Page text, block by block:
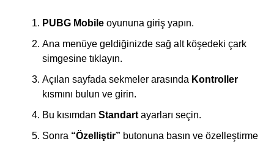
PUBG Mobileoyununa giriş yapın.
Ana menüye geldiğinizde sağ alt köşedeki çark
simgesine tıklayın.
Açılan sayfada sekmeler arasında Kontroller
kısmını bulun ve girin.
Bu kısımdan Standartayarları seçin.
Sonra “Özelliştir” butonuna basın ve özelleştirme